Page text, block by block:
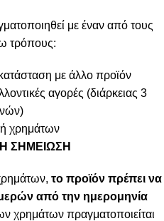
με έναν από τους
τρόπους:
με άλλο προϊόν
αγορές (διάρκειας 3
χρημάτων
ΣΗΜΕΙΩΣΗ
το προϊόν πρέπει να
από την ημερομηνία
χρημάτων πραγματοποιείται